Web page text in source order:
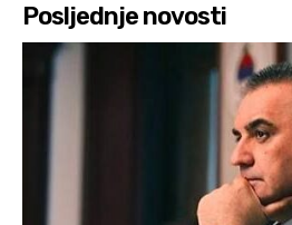
Posljednje novosti